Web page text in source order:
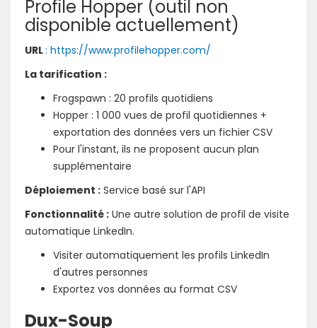
Profile Hopper (outil non
disponible actuellement)
URL: https://www.profilehopper.com/
La tarification :
Frogspawn : 20 profils quotidiens
Hopper : 1 000 vues de profil quotidiennes +
exportation des données vers un fichier CSV
Pour l'instant, ils ne proposent aucun plan
supplémentaire
Déploiement : Service basé sur l'API
Fonctionnalité : Une autre solution de profil de visite
automatique LinkedIn.
Visiter automatiquement les profils LinkedIn
d'autres personnes
Exportez vos données au format CSV
Dux-Soup